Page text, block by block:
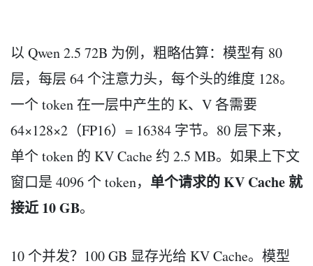
以 Qwen 2.5 72B 为例，粗略估算：模型有 80
层，每层 64 个注意力头，每个头的维度 128。
一个 token 在一层中产生的 K、V 各需要
64×128×2（FP16）= 16384 字节。80 层下来，
单个 token 的 KV Cache 约 2.5 MB。如果上下文
窗口是 4096 个 token， 单个请求的 KV Cache 就
接近 10 GB。
10 个并发？100 GB 显存光给 KV Cache。模型